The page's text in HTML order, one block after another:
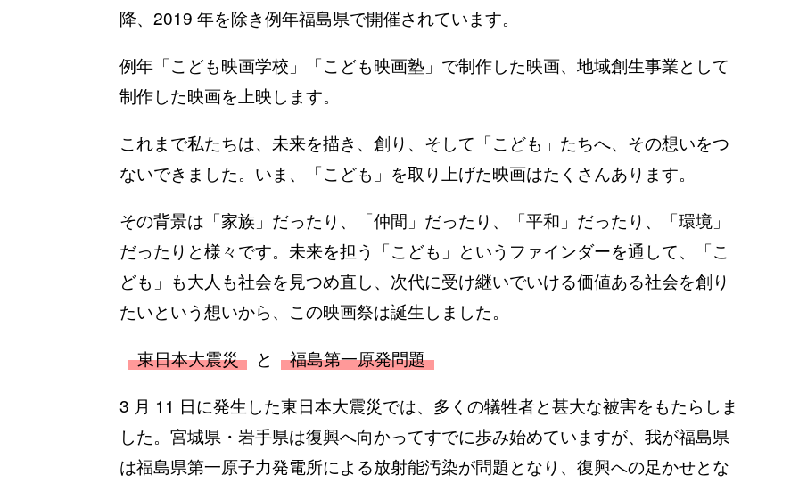
降、2019 年を除き例年福島県で開催されています。
例年「こども映画学校」「こども映画塾」で制作した映画、地域創生事業として
制作した映画を上映します。
これまで私たちは、未来を描き、創り、そして「こども」たちへ、その想いをつ
ないできました。いま、「こども」を取り上げた映画はたくさんあります。
その背景は「家族」だったり、「仲間」だったり、「平和」だったり、「環境」
だったりと様々です。未来を担う「こども」というファインダーを通して、「こ
ども」も大人も社会を見つめ直し、次代に受け継いでいける価値ある社会を創り
たいという想いから、この映画祭は誕生しました。
東日本大震災
と
福島第一原発問題
3 月 11 日に発生した東日本大震災では、多くの犠牲者と甚大な被害をもたらしま
した。宮城県・岩手県は復興へ向かってすでに歩み始めていますが、我が福島県
は福島県第一原子力発電所による放射能汚染が問題となり、復興への足かせとな